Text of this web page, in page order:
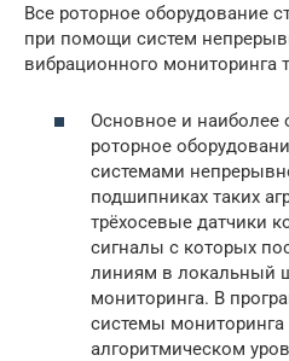
Все роторное оборудование
при помощи систем
вибрационного мониторинга
Основное и наиболее
роторное
системами
подшипниках таких
трёхосевые датчики
сигналы с которых
линиям в локальный
мониторинга. В
системы
алгоритмическом